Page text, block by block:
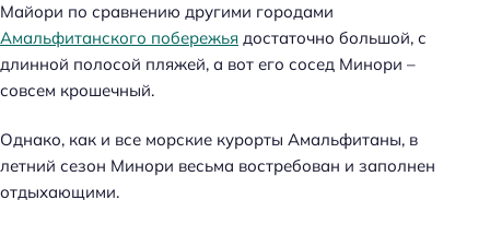
Майори по сравнению другими городами
Амальфитанского побережья достаточно большой, с
длинной полосой пляжей, а вот его сосед Минори –
совсем крошечный.
Однако, как и все морские курорты Амальфитаны, в
летний сезон Минори весьма востребован и заполнен
отдыхающими.